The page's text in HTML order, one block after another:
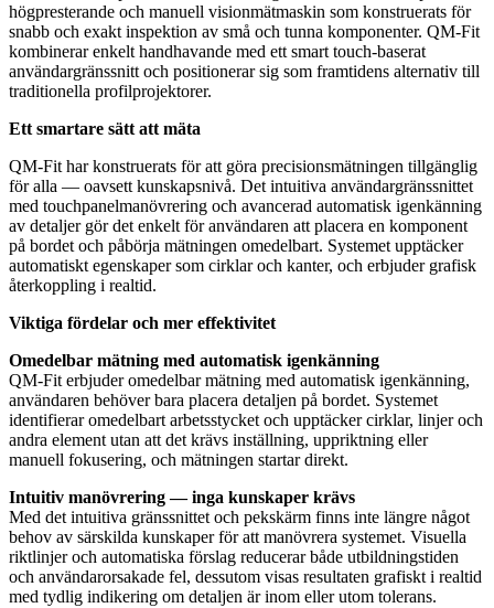
högpresterande och manuell visionmätmaskin som konstruerats för
snabb och exakt inspektion av små och tunna komponenter. QM-Fit
kombinerar enkelt handhavande med ett smart touch-baserat
användargränssnitt och positionerar sig som framtidens alternativ till
traditionella profilprojektorer.
Ett smartare sätt att mäta
QM-Fit har konstruerats för att göra precisionsmätningen tillgänglig
för alla — oavsett kunskapsnivå. Det intuitiva användargränssnittet
med touchpanelmanövrering och avancerad automatisk igenkänning
av detaljer gör det enkelt för användaren att placera en komponent
på bordet och påbörja mätningen omedelbart. Systemet upptäcker
automatiskt egenskaper som cirklar och kanter, och erbjuder grafisk
återkoppling i realtid.
Viktiga fördelar och mer effektivitet
Omedelbar mätning med automatisk igenkänning
QM-Fit erbjuder omedelbar mätning med automatisk igenkänning,
användaren behöver bara placera detaljen på bordet. Systemet
identifierar omedelbart arbetsstycket och upptäcker cirklar, linjer och
andra element utan att det krävs inställning, uppriktning eller
manuell fokusering, och mätningen startar direkt.
Intuitiv manövrering — inga kunskaper krävs
Med det intuitiva gränssnittet och pekskärm finns inte längre något
behov av särskilda kunskaper för att manövrera systemet. Visuella
riktlinjer och automatiska förslag reducerar både utbildningstiden
och användarorsakade fel, dessutom visas resultaten grafiskt i realtid
med tydlig indikering om detaljen är inom eller utom tolerans.